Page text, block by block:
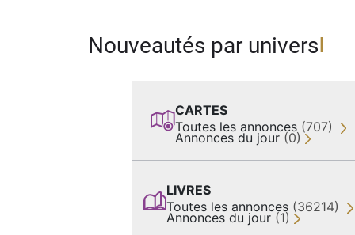
Nouveautés par univers
CARTES
Toutes les annonces (707)
Annonces du jour (0)
LIVRES
Toutes les annonces (36214)
Annonces du jour (1)